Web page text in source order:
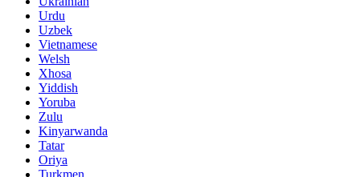
Urdu
Uzbek
Vietnamese
Welsh
Xhosa
Yiddish
Yoruba
Zulu
Kinyarwanda
Tatar
Oriya
Turkmen